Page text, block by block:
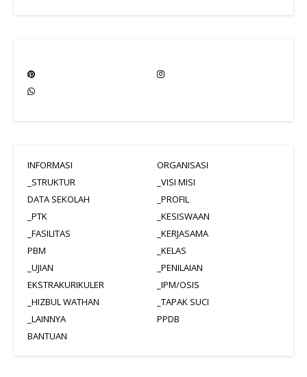
INFORMASI
ORGANISASI
_STRUKTUR
_VISI MISI
DATA SEKOLAH
_PROFIL
_PTK
_KESISWAAN
_FASILITAS
_KERJASAMA
PBM
_KELAS
_UJIAN
_PENILAIAN
EKSTRAKURIKULER
_IPM/OSIS
_HIZBUL WATHAN
_TAPAK SUCI
_LAINNYA
PPDB
BANTUAN